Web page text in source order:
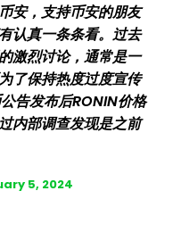
安，支持币安的朋友
认真一条条看。过去
激烈讨论，通常是一
了保持热度过度宣传
告发布后RONIN价格
内部调查发现是之前
5, 2024